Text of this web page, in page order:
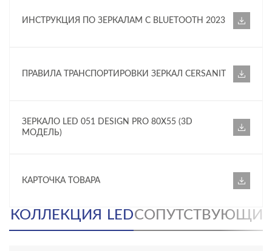
ИНСТРУКЦИЯ ПО ЗЕРКАЛАМ С BLUETOOTH 2023
ПРАВИЛА ТРАНСПОРТИРОВКИ ЗЕРКАЛ CERSANIT
ЗЕРКАЛО LED 051 DESIGN PRO 80X55 (3D
МОДЕЛЬ)
КАРТОЧКА ТОВАРА
КОЛЛЕКЦИЯ LEDСОПУТСТВУЮЩИЕ